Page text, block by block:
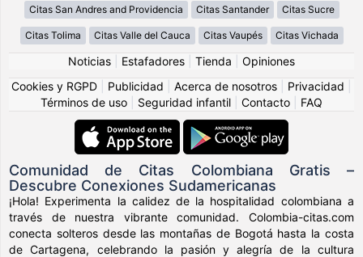
Citas San Andres and Providencia Citas Santander Citas Sucre
Citas Tolima Citas Valle del Cauca Citas Vaupés Citas Vichada
Noticias Estafadores Tienda
Opiniones
Cookies y RGPD
Publicidad Acerca de nosotros Privacidad
Términos de uso
Seguridad infantil Contacto FAQ
Comunidad de Citas Colombiana Gratis –
Descubre Conexiones Sudamericanas
¡Hola! Experimenta la calidez de la hospitalidad colombiana a
través de nuestra vibrante comunidad. Colombia-citas.com
conecta solteros desde las montañas de Bogotá hasta la costa
de Cartagena, celebrando la pasión y alegría de la cultura